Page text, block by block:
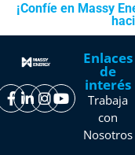
¡Confíe en Massy
Enlaces
de
interés
Trabaja
con
Nosotros